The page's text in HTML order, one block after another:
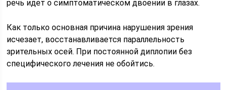
речь идет о симптоматическом двоении в глазах.
Как только основная причина нарушения зрения
исчезает, восстанавливается параллельность
зрительных осей. При постоянной диплопии без
специфического лечения не обойтись.